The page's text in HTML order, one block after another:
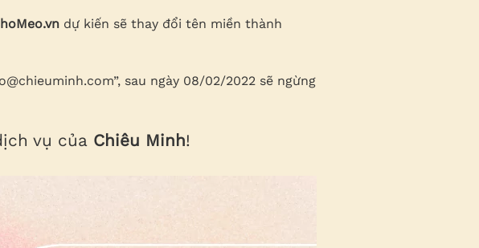
dự kiến sẽ thay đổi tên miền thành
sau ngày 08/02/2022 sẽ ngừng
vụ của Chiêu Minh!